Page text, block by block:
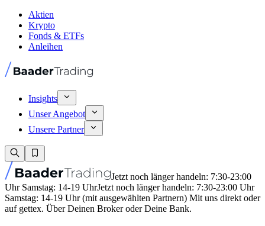
Aktien
Krypto
Fonds & ETFs
Anleihen
Insights
Unser Angebot
Unsere Partner
Jetzt noch länger handeln: 7:30-23:00
Uhr Samstag: 14-19 UhrJetzt noch länger handeln: 7:30-23:00 Uhr
Samstag: 14-19 Uhr (mit ausgewählten Partnern) Mit uns direkt oder
auf gettex. Über Deinen Broker oder Deine Bank.